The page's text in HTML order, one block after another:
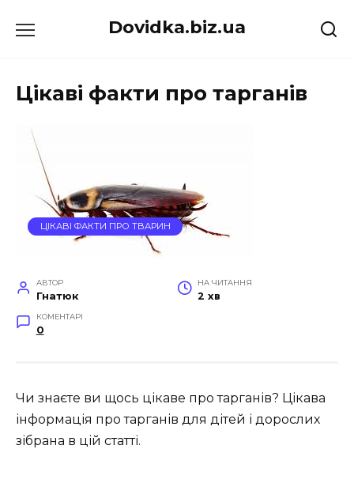
до
Dovidka.biz.ua
Цікаві факти про тарганів
ЦІКАВІ ФАКТИ ПРО ТВАРИН
АВТОР
Гнатюк
НА ЧИТАННЯ
2 хв
КОМЕНТАРІ
0
Чи знаєте ви щось цікаве про тарганів? Цікава
інформація про тарганів для дітей і дорослих
зібрана в цій статті.